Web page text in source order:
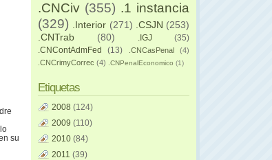
su
.CNCiv (355) .1 instancia
(329)
.Interior (271) .CSJN (253)
.CNTrab
(80) .IGJ
(35)
.CNContAdmFed
(13) .CNCasPenal
(4)
.CNCrimyCorrec (4) .CNPenalEconomico (1)
Etiquetas
2008 (124)
2009 (110)
2010 (84)
2011 (39)